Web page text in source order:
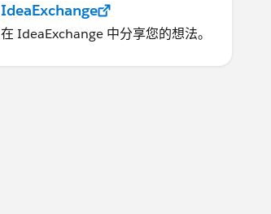
IdeaExchange
在 IdeaExchange 中分享您的想法。